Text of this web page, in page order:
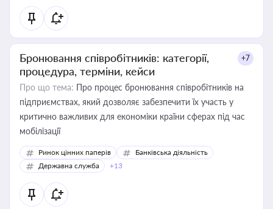
Бронювання співробітників: категорії,
процедура, терміни, кейси
+7
Про що тема: Про процес бронювання співробітників на
підприємствах, який дозволяє забезпечити їх участь у
критично важливих для економіки країни сферах під час
мобілізації
Ринок цінних паперів
Банківська діяльність
Державна служба
+13